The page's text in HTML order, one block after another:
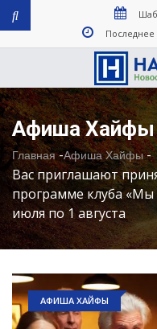
Последнее
Афиша Хайфы
Главная-Афиша Хайфы-
Вас приглашают
программе клуба «Мы
июля по 1 августа
АФИША ХАЙФЫ